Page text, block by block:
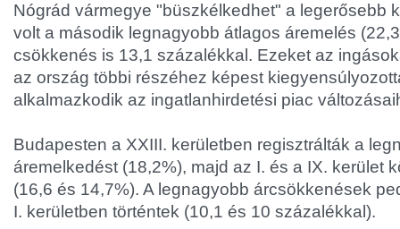
Nógrád vármegye "büszkélkedhet" a legerősebb
volt a második legnagyobb átlagos áremelés
csökkenés is 13,1 százalékkal. Ezeket az
az ország többi részéhez képest
alkalmazkodik az ingatlanhirdetési piac
Budapesten a XXIII. kerületben regisztrálták a
áremelkedést (18,2%), majd az I. és a IX. kerület
(16,6 és 14,7%). A legnagyobb árcsökkenések
I. kerületben történtek (10,1 és 10 százalékkal).